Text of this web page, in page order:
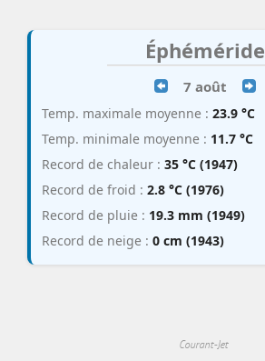
Éphéméride
7 août
Temp. maximale moyenne : 23.9 °C
Temp. minimale moyenne : 11.7 °C
Record de chaleur : 35 °C (1947)
Record de froid : 2.8 °C (1976)
Record de pluie : 19.3 mm (1949)
Record de neige : 0 cm (1943)
Courant-Jet